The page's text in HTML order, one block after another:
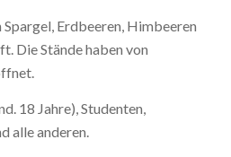
Spargel, Erdbeeren, Himbeeren
Die Stände haben von
18 Jahre), Studenten,
alle anderen.